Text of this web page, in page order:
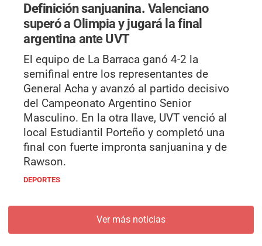
Definición sanjuanina. Valenciano
superó a Olimpia y jugará la final
argentina ante UVT
El equipo de La Barraca ganó 4-2 la
semifinal entre los representantes de
General Acha y avanzó al partido decisivo
del Campeonato Argentino Senior
Masculino. En la otra llave, UVT venció al
local Estudiantil Porteño y completó una
final con fuerte impronta sanjuanina y de
Rawson.
DEPORTES
Ver más noticias